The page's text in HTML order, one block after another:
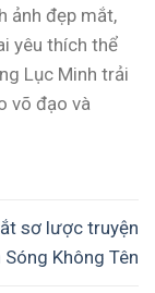
ảnh đẹp mắt,
yêu thích thể
Lục Minh trải
võ đạo và
sơ lược truyện
Sóng Không Tên